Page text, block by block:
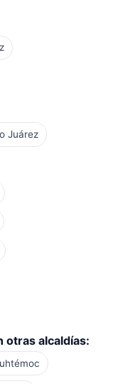
Juárez
otras alcaldías: